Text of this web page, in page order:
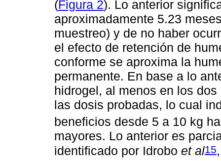
(Figura 2). Lo anterior
aproximadamente 5.23
muestreo) y de no haber
el efecto de retención de
conforme se aproxima la
permanente. En base a lo
hidrogel, al menos en los
las dosis probadas, lo cual
beneficios desde 5 a 10 kg ha
mayores. Lo anterior es
identificado por Idrobo et al15